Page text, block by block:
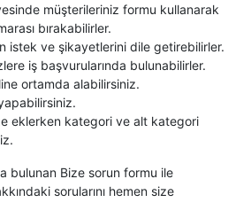
müşterileriniz formu kullanarak
bırakabilirler.
istek ve şikayetlerini dile getirebilirler.
iş başvurularında bulunabilirler.
ortamda alabilirsiniz.
yapabilirsiniz.
eklerken kategori ve alt kategori
bulunan Bize sorun formu ile
sorularını hemen size